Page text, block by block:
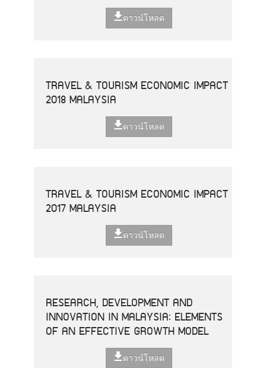
ดาวน์โหลด
TRAVEL & TOURISM ECONOMIC IMPACT
2018 MALAYSIA
ดาวน์โหลด
TRAVEL & TOURISM ECONOMIC IMPACT
2017 MALAYSIA
ดาวน์โหลด
RESEARCH, DEVELOPMENT AND
INNOVATION IN MALAYSIA: ELEMENTS
OF AN EFFECTIVE GROWTH MODEL
ดาวน์โหลด